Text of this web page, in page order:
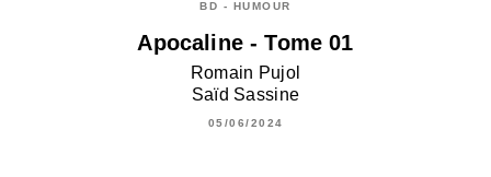
BD - HUMOUR
Apocaline - Tome 01
Romain Pujol
Saïd Sassine
05/06/2024